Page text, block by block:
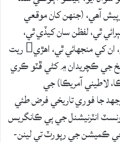
آهي، (جنهن کان موقعي
ٿي، لفظن سان کيڏي ٿي،
ڪارڪن جو جواب نٿي ڏيئي، ان کي منجهائي ٿي، اهڙي ريت
جي ڪچريدان ۾ کڻي ڦٽو ڪري
لاطيني آمريڪا) جي
جا فوري تاريخي فرض طئي
انٽرنيشنل جي ٻي ڪانگريس
ڪميشن جي رپورٽ تي لينن-